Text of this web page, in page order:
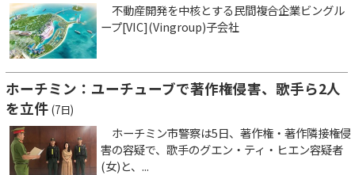
不動産開発を中核とする民間複合企業ビングル
ープ[VIC](Vingroup)子会社
ホーチミン：ユーチューブで著作権侵害、歌手ら2人
を立件 (7日)
ホーチミン市警察は5日、著作権・著作隣接権侵
害の容疑で、歌手のグエン・ティ・ヒエン容疑者
(女)と、...